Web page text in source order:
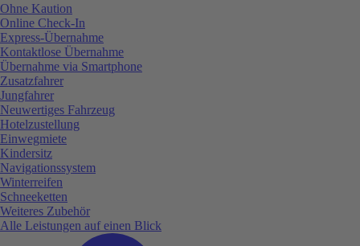
Ohne Kaution
Online Check-In
Express-Übernahme
Kontaktlose Übernahme
Übernahme via Smartphone
Zusatzfahrer
Jungfahrer
Neuwertiges Fahrzeug
Hotelzustellung
Einwegmiete
Kindersitz
Navigationssystem
Winterreifen
Schneeketten
Weiteres Zubehör
Alle Leistungen auf einen Blick